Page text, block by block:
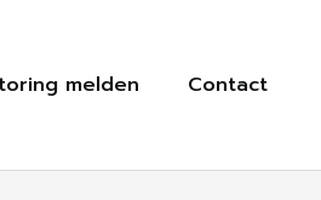
melden Contact